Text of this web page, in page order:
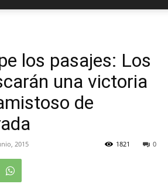
los pasajes: Los
una victoria
de
2015 0
1821